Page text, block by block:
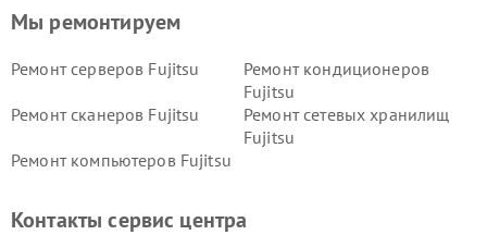
Мы ремонтируем
Ремонт серверов Fujitsu
Ремонт кондиционеров
Fujitsu
Ремонт сканеров Fujitsu
Ремонт сетевых хранилищ
Fujitsu
Ремонт компьютеров Fujitsu
Контакты сервис центра